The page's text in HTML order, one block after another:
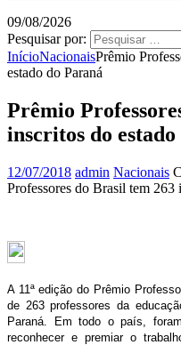
09/08/2026
Pesquisar por:
InícioNacionaisPrêmio
estado do Paraná
Prêmio
inscritos do
12/07/2018 admin Nacionais
Professores do Brasil tem 263
A 11ª edição do Prêmio
de 263 professores da
Paraná. Em todo o país,
reconhecer e premiar o